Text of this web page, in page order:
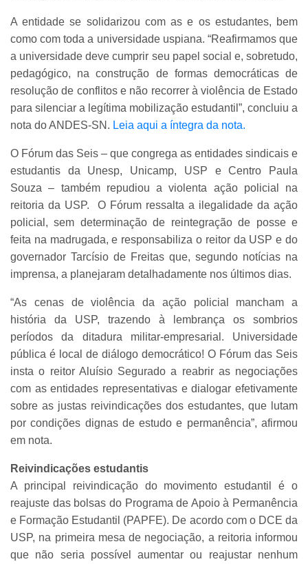
A entidade se solidarizou com as e os estudantes, bem
como com toda a universidade uspiana. “Reafirmamos que
a universidade deve cumprir seu papel social e, sobretudo,
pedagógico, na construção de formas democráticas de
resolução de conflitos e não recorrer à violência de Estado
para silenciar a legítima mobilização estudantil”, concluiu a
nota do ANDES-SN. Leia aqui a íntegra da nota.
O Fórum das Seis – que congrega as entidades sindicais e
estudantis da Unesp, Unicamp, USP e Centro Paula
Souza – também repudiou a violenta ação policial na
reitoria da USP. O Fórum ressalta a ilegalidade da ação
policial, sem determinação de reintegração de posse e
feita na madrugada, e responsabiliza o reitor da USP e do
governador Tarcísio de Freitas que, segundo notícias na
imprensa, a planejaram detalhadamente nos últimos dias.
“As cenas de violência da ação policial mancham a
história da USP, trazendo à lembrança os sombrios
períodos da ditadura militar-empresarial. Universidade
pública é local de diálogo democrático! O Fórum das Seis
insta o reitor Aluísio Segurado a reabrir as negociações
com as entidades representativas e dialogar efetivamente
sobre as justas reivindicações dos estudantes, que lutam
por condições dignas de estudo e permanência”, afirmou
em nota.
Reivindicações estudantis
A principal reivindicação do movimento estudantil é o
reajuste das bolsas do Programa de Apoio à Permanência
e Formação Estudantil (PAPFE). De acordo com o DCE da
USP, na primeira mesa de negociação, a reitoria informou
que não seria possível aumentar ou reajustar nenhum